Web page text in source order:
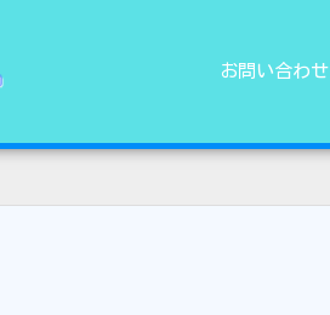
お問い合わせ